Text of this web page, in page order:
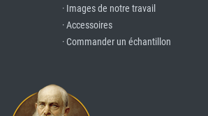
· Images de notre travail
· Accessoires
· Commander un échantillon